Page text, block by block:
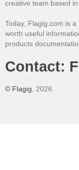
creative team based
Today, Flagig.com is
worth useful
products
Contact:
© Flagig , 2026